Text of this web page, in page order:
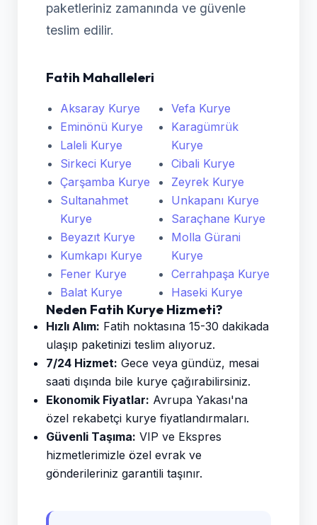
paketleriniz zamanında ve güvenle
teslim edilir.
Fatih Mahalleleri
Aksaray Kurye
Eminönü Kurye
Laleli Kurye
Sirkeci Kurye
Çarşamba Kurye
Sultanahmet
Kurye
Beyazıt Kurye
Kumkapı Kurye
Fener Kurye
Balat Kurye
Vefa Kurye
Karagümrük
Kurye
Cibali Kurye
Zeyrek Kurye
Unkapanı Kurye
Saraçhane Kurye
Molla Gürani
Kurye
Cerrahpaşa Kurye
Haseki Kurye
Neden Fatih Kurye Hizmeti?
Hızlı Alım: Fatih noktasına 15-30 dakikada
ulaşıp paketinizi teslim alıyoruz.
7/24 Hizmet: Gece veya gündüz, mesai
saati dışında bile kurye çağırabilirsiniz.
Ekonomik Fiyatlar: Avrupa Yakası'na
özel rekabetçi kurye fiyatlandırmaları.
Güvenli Taşıma: VIP ve Ekspres
hizmetlerimizle özel evrak ve
gönderileriniz garantili taşınır.